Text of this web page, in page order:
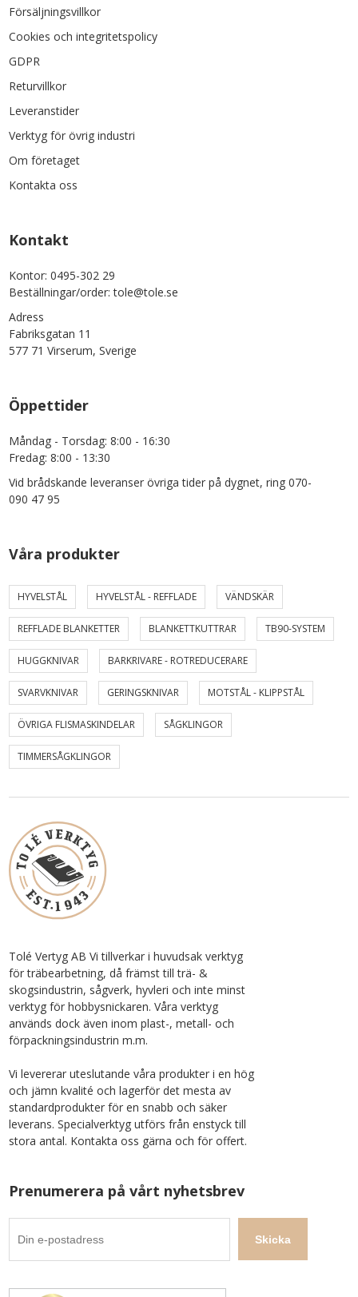
Försäljningsvillkor
Cookies och integritetspolicy
GDPR
Returvillkor
Leveranstider
Verktyg för övrig industri
Om företaget
Kontakta oss
Kontakt
Kontor: 0495-302 29
Beställningar/order: tole@tole.se
Adress
Fabriksgatan 11
577 71 Virserum, Sverige
Öppettider
Måndag - Torsdag: 8:00 - 16:30
Fredag: 8:00 - 13:30
Vid brådskande leveranser övriga tider på dygnet, ring 070-
090 47 95
Våra produkter
HYVELSTÅL HYVELSTÅL - REFFLADE VÄNDSKÄR
REFFLADE BLANKETTER BLANKETTKUTTRAR TB90-SYSTEM
HUGGKNIVAR BARKRIVARE - ROTREDUCERARE
SVARVKNIVAR GERINGSKNIVAR MOTSTÅL - KLIPPSTÅL
ÖVRIGA FLISMASKINDELAR SÅGKLINGOR
TIMMERSÅGKLINGOR
Tolé Vertyg AB Vi tillverkar i huvudsak verktyg
för träbearbetning, då främst till trä- &
skogsindustrin, sågverk, hyvleri och inte minst
verktyg för hobbysnickaren. Våra verktyg
används dock även inom plast-, metall- och
förpackningsindustrin m.m.
Vi levererar uteslutande våra produkter i en hög
och jämn kvalité och lagerför det mesta av
standardprodukter för en snabb och säker
leverans. Specialverktyg utförs från enstyck till
stora antal. Kontakta oss gärna och för offert.
Prenumerera på vårt nyhetsbrev